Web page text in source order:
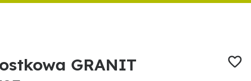
GRANIT